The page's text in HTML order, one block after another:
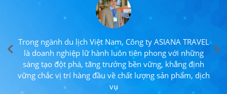
Trong ngành du lịch Việt Nam, Công ty ASIANA TRAVEL
là doanh nghiệp lữ hành luôn tiên phong với những
sáng tạo đột phá, tăng trưởng bền vững, khẳng định
vững chắc vị trí hàng đầu về chất lượng sản phẩm, dịch
vụ